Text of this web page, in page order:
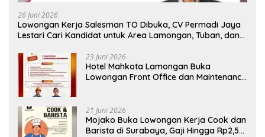
26 Juni 2026
Lowongan Kerja Salesman TO Dibuka, CV Permadi Jaya
Lestari Cari Kandidat untuk Area Lamongan, Tuban, dan
23 Juni 2026
Hotel Mahkota Lamongan Buka
Lowongan Front Office dan Maintenance
21 Juni 2026
Mojako Buka Lowongan Kerja Cook dan
Barista di Surabaya, Gaji Hingga Rp2,5